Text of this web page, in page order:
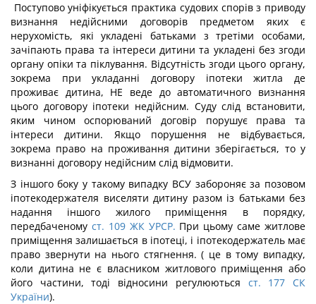
Поступово уніфікується практика судових спорів з приводу
визнання недійсними договорів предметом яких є
нерухомість, які укладені батьками з третіми особами,
зачіпають права та інтереси дитини та укладені без згоди
органу опіки та піклування. Відсутність згоди цього органу,
зокрема при укладанні договору іпотеки житла де
проживає дитина, НЕ веде до автоматичного визнання
цього договору іпотеки недійсним. Суду слід встановити,
яким чином оспорюваний договір порушує права та
інтереси дитини. Якщо порушення не відбувається,
зокрема право на проживання дитини зберігається, то у
визнанні договору недійсним слід відмовити.
З іншого боку у такому випадку ВСУ забороняє за позовом
іпотекодержателя виселяти дитину разом із батьками без
надання іншого жилого приміщення в порядку,
передбаченому ст. 109 ЖК УРСР. При цьому саме житлове
приміщення залишається в іпотеці, і іпотекодержатель має
право звернути на нього стягнення. ( це в тому випадку,
коли дитина не є власником житлового приміщення або
його частини, тоді відносини регулюються ст. 177 СК
України).